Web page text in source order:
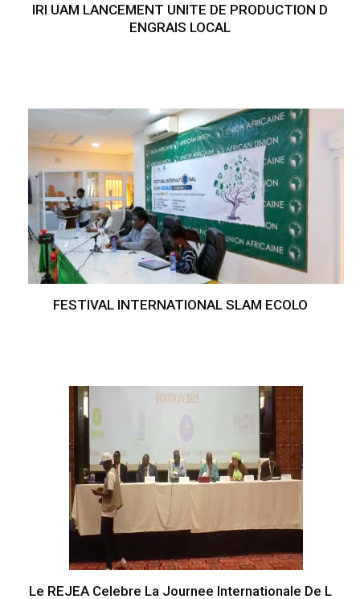
IRI UAM LANCEMENT UNITE DE PRODUCTION D
ENGRAIS LOCAL
FESTIVAL INTERNATIONAL SLAM ECOLO
Le REJEA Celebre La Journee Internationale De L